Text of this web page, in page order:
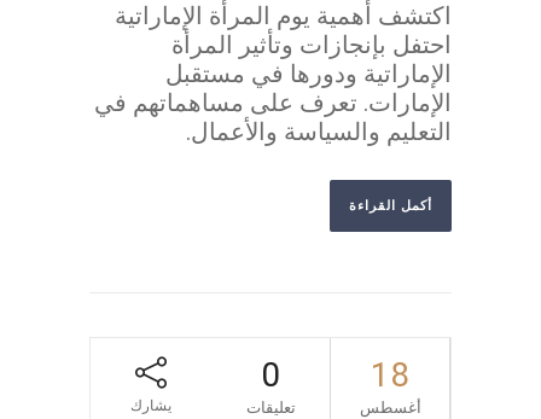
اكتشف أهمية يوم المرأة الإماراتية
احتفل بإنجازات وتأثير المرأة
الإماراتية ودورها في مستقبل
الإمارات. تعرف على مساهماتهم في
التعليم والسياسة والأعمال.
أكمل القراءة
18
أغسطس
0
تعليقات يشارك